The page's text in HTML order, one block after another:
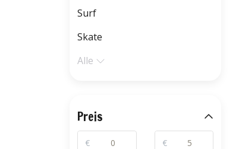
Surf
Skate
Alle
Preis
€ €